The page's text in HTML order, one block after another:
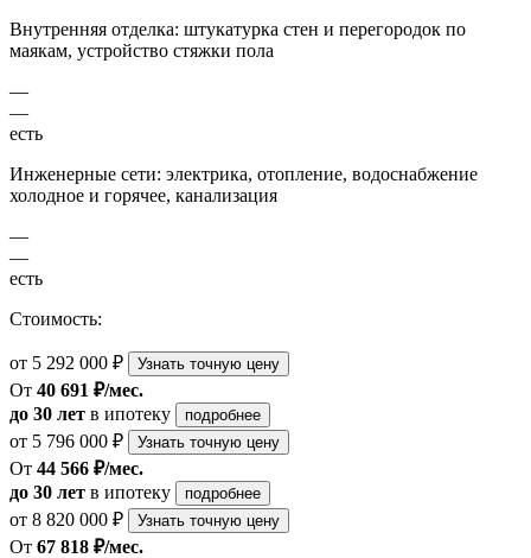
Внутренняя отделка: штукатурка стен и перегородок по
маякам, устройство стяжки пола
—
—
есть
Инженерные сети: электрика, отопление, водоснабжение
холодное и горячее, канализация
—
—
есть
Стоимость:
от 5 292 000 ₽ Узнать точную цену
От 40 691 ₽/мес.
до 30 лет в ипотеку подробнее
от 5 796 000 ₽ Узнать точную цену
От 44 566 ₽/мес.
до 30 лет в ипотеку подробнее
от 8 820 000 ₽ Узнать точную цену
От 67 818 ₽/мес.